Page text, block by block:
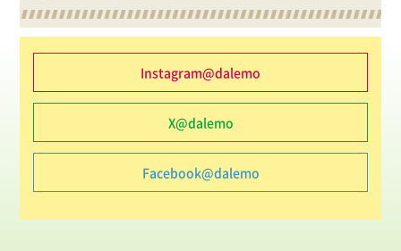
Instagram@dalemo
X@dalemo
Facebook@dalemo